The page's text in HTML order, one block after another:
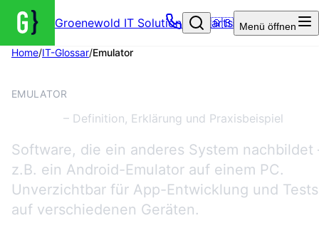
Groenewold IT Solutions – Startseite
🇬🇧 Menü öffnen
Home/IT-Glossar/Emulator
EMULATOR
– Definition, Erklärung und Praxisbeispiel
Software, die ein anderes System nachbildet
z.B. ein Android-Emulator auf einem PC.
Unverzichtbar für App-Entwicklung und Tests
auf verschiedenen Geräten.